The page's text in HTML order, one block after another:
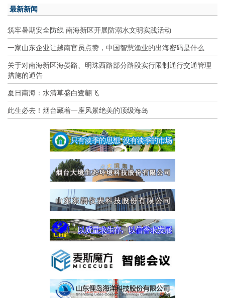
最新新闻
筑牢暑期安全防线 南海新区开展防溺水文明实践活动
一家山东企业让越南官员点赞，中国智慧渔业的出海密码是什么
关于对南海新区海晏路、明珠西路部分路段实行限制通行交通管理
措施的通告
夏日南海：水清草盛白鹭翩飞
此生必去！烟台藏着一座风景绝美的顶级海岛